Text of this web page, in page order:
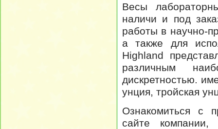
Весы
наличи и под
работы в научно-
а также для
Highland
различным
дискретностью.
унция, тройская
Ознакомиться с
сайте